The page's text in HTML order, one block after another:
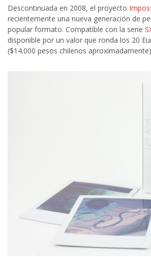
Descontinuada en 2008, el proyecto
recientemente una nueva generación de
popular formato. Compatible con la serie
disponible por un valor que ronda los 20
($14.000 pesos chilenos